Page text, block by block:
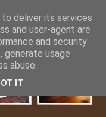
deliver its services
and user-agent are
and security
generate usage
abuse.
IT